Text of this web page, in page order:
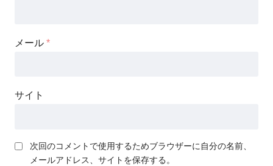
メール *
サイト
次回のコメントで使用するためブラウザーに自分の名前、
メールアドレス、サイトを保存する。